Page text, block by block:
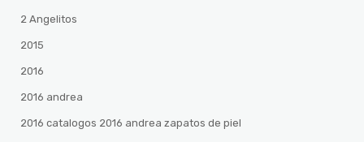
2 Angelitos
2015
2016
2016 andrea
2016 catalogos 2016 andrea zapatos de piel